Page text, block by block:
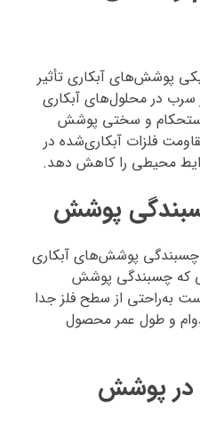
پوشش‌های آبکاری تأثیر
سرب در محلول‌های آبکاری
و سختی پوشش
فلزات آبکاری‌شده در
محیطی را کاهش دهد.
پوشش
پوشش‌های آبکاری
که چسبندگی پوشش
به‌راحتی از سطح فلز جدا
و طول عمر محصول
در پوشش